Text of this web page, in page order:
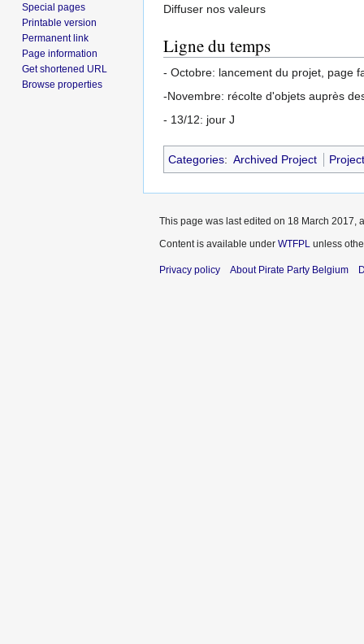
Diffuser nos valeurs
Ligne du temps
- Octobre: lancement du projet, page
-Novembre: récolte d'objets auprès
- 13/12: jour J
Categories: Archived Project
Special pages
Printable version
Permanent link
Page information
Get shortened URL
Browse properties
This page was last edited on 18 March 2017,
Content is available under WTFPL unless
Privacy policy About Pirate Party Belgium